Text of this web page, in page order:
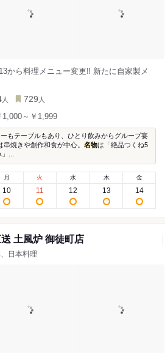
から料理メニュー変更‼ 新たに自家製メ
人 729 人
1,000～￥1,999
もテーブルもあり、ひとり飲みからグループ宴
焼きや創作和食が中心。 名物は「絶品つくね5
...
月
10
火
11
水
12
木
13
金
14
土風炉 御徒町店
日本料理